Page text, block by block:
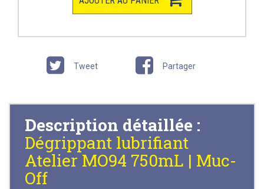
Tweet Partager
Description détaillée :
Dégrippant lubrifiant
Atelier MO94 750mL | Muc-
Off